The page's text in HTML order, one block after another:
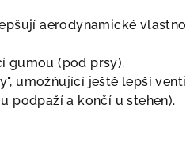
aerodynamické
gumou (pod prsy).
umožňující ještě lepší
podpaží a končí u stehen).